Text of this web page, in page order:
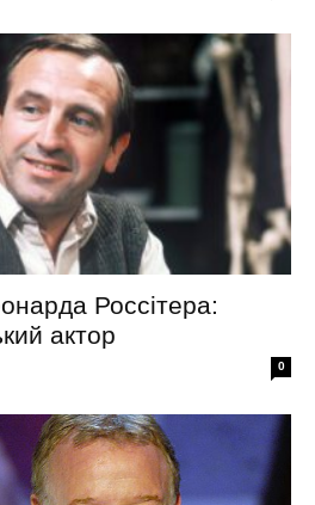
Россітера:
актор
0